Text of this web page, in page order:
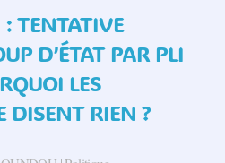
TENTATIVE
D’ÉTAT PAR PLI
LES
DISENT RIEN ?